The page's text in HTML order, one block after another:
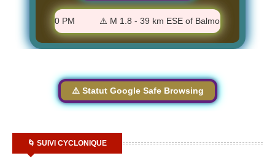
- 8:51:40 PM ⚠️ M 1.8 - 39 km ESE of Balmorhea, Texas -
⚠️ Statut Google Safe Browsing
🌀 SUIVI CYCLONIQUE